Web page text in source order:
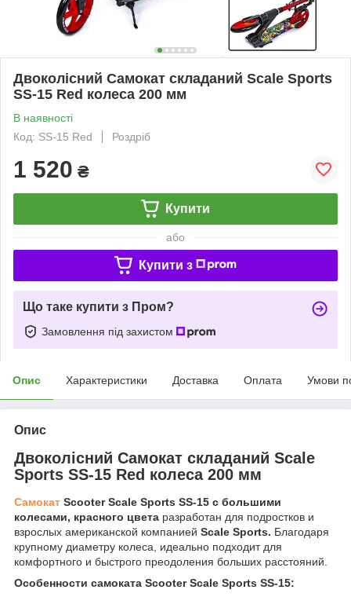
Двоколісний Самокат складаний Scale Sports
SS-15 Red колеса 200 мм
В наявності
Код: SS-15 Red
Роздріб
1 520 ₴
Купити
або
Купити з
Що таке купити з Пром?
Замовлення під захистом
Опис Характеристики Доставка Оплата Умови
Опис
Двоколісний Самокат складаний Scale
Sports SS-15 Red колеса 200 мм
Самокат Scooter Scale Sports SS-15 с большими
колесами, красного цвета разработан для подростков и
взрослых американской компанией Scale Sports. Благодаря
крупному диаметру колеса, идеально подходит для
комфортного и быстрого преодоления больших расстояний.
Особенности самоката Scooter Scale Sports SS-15: